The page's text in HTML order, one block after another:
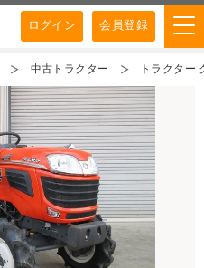
ログイン 会員登録
中古トラクター トラクター